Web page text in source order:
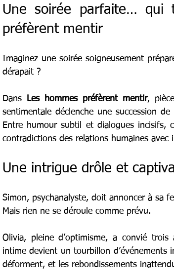
Une soirée parfaite… qui
préfèrent mentir
Imaginez une soirée soigneusement
dérapait ?
Dans Les hommes préfèrent mentir,
sentimentale déclenche une succession
Entre humour subtil et dialogues incisifs,
contradictions des relations humaines avec
Une intrigue drôle et
Simon, psychanalyste, doit annoncer à sa
Mais rien ne se déroule comme prévu.
Olivia, pleine d’optimisme, a convié
intime devient un tourbillon d’événements
déforment, et les rebondissements